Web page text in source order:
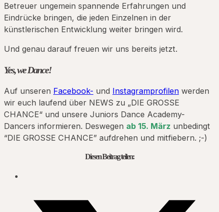
Betreuer ungemein spannende Erfahrungen und
Eindrücke bringen, die jeden Einzelnen in der
künstlerischen Entwicklung weiter bringen wird.
Und genau darauf freuen wir uns bereits jetzt.
Yes, we Dance!
Auf unseren Facebook- und Instagramprofilen werden
wir euch laufend über NEWS zu „DIE GROSSE
CHANCE“ und unsere Juniors Dance Academy-
Dancers informieren. Deswegen ab 15. März unbedingt
“DIE GROSSE CHANCE” aufdrehen und mitfiebern. ;-)
Diesen Beitrag teilen: